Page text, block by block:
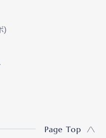
)
Page Top